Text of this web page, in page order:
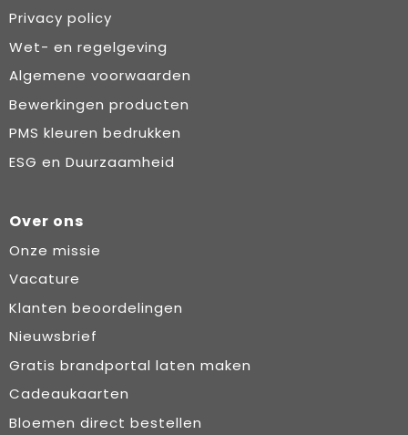
Privacy policy
Wet- en regelgeving
Algemene voorwaarden
Bewerkingen producten
PMS kleuren bedrukken
ESG en Duurzaamheid
Over ons
Onze missie
Vacature
Klanten beoordelingen
Nieuwsbrief
Gratis brandportal laten maken
Cadeaukaarten
Bloemen direct bestellen